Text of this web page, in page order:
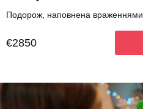
Подорож, наповнена враженнями
€2850